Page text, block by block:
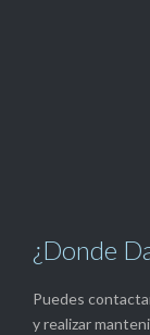
¿Donde
Puedes
y realizar